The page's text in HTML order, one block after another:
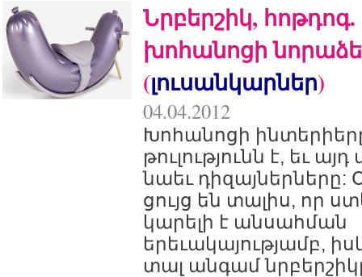
Նրբերշիկ,
խոհանոցի
(լուսանկարներ)
04.04.2012
Խոհանոցի
թուլությունն է, եւ
նաեւ դիզայներները:
ցույց են տալիս, որ
կարելի է անսահման
երեւակայությամբ,
տալ անգամ